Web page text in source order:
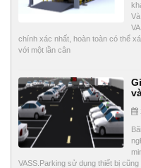
chính xác nhất, hoàn toàn có thể
với một lần cân
VASS.Parking sử dụng thiết bị